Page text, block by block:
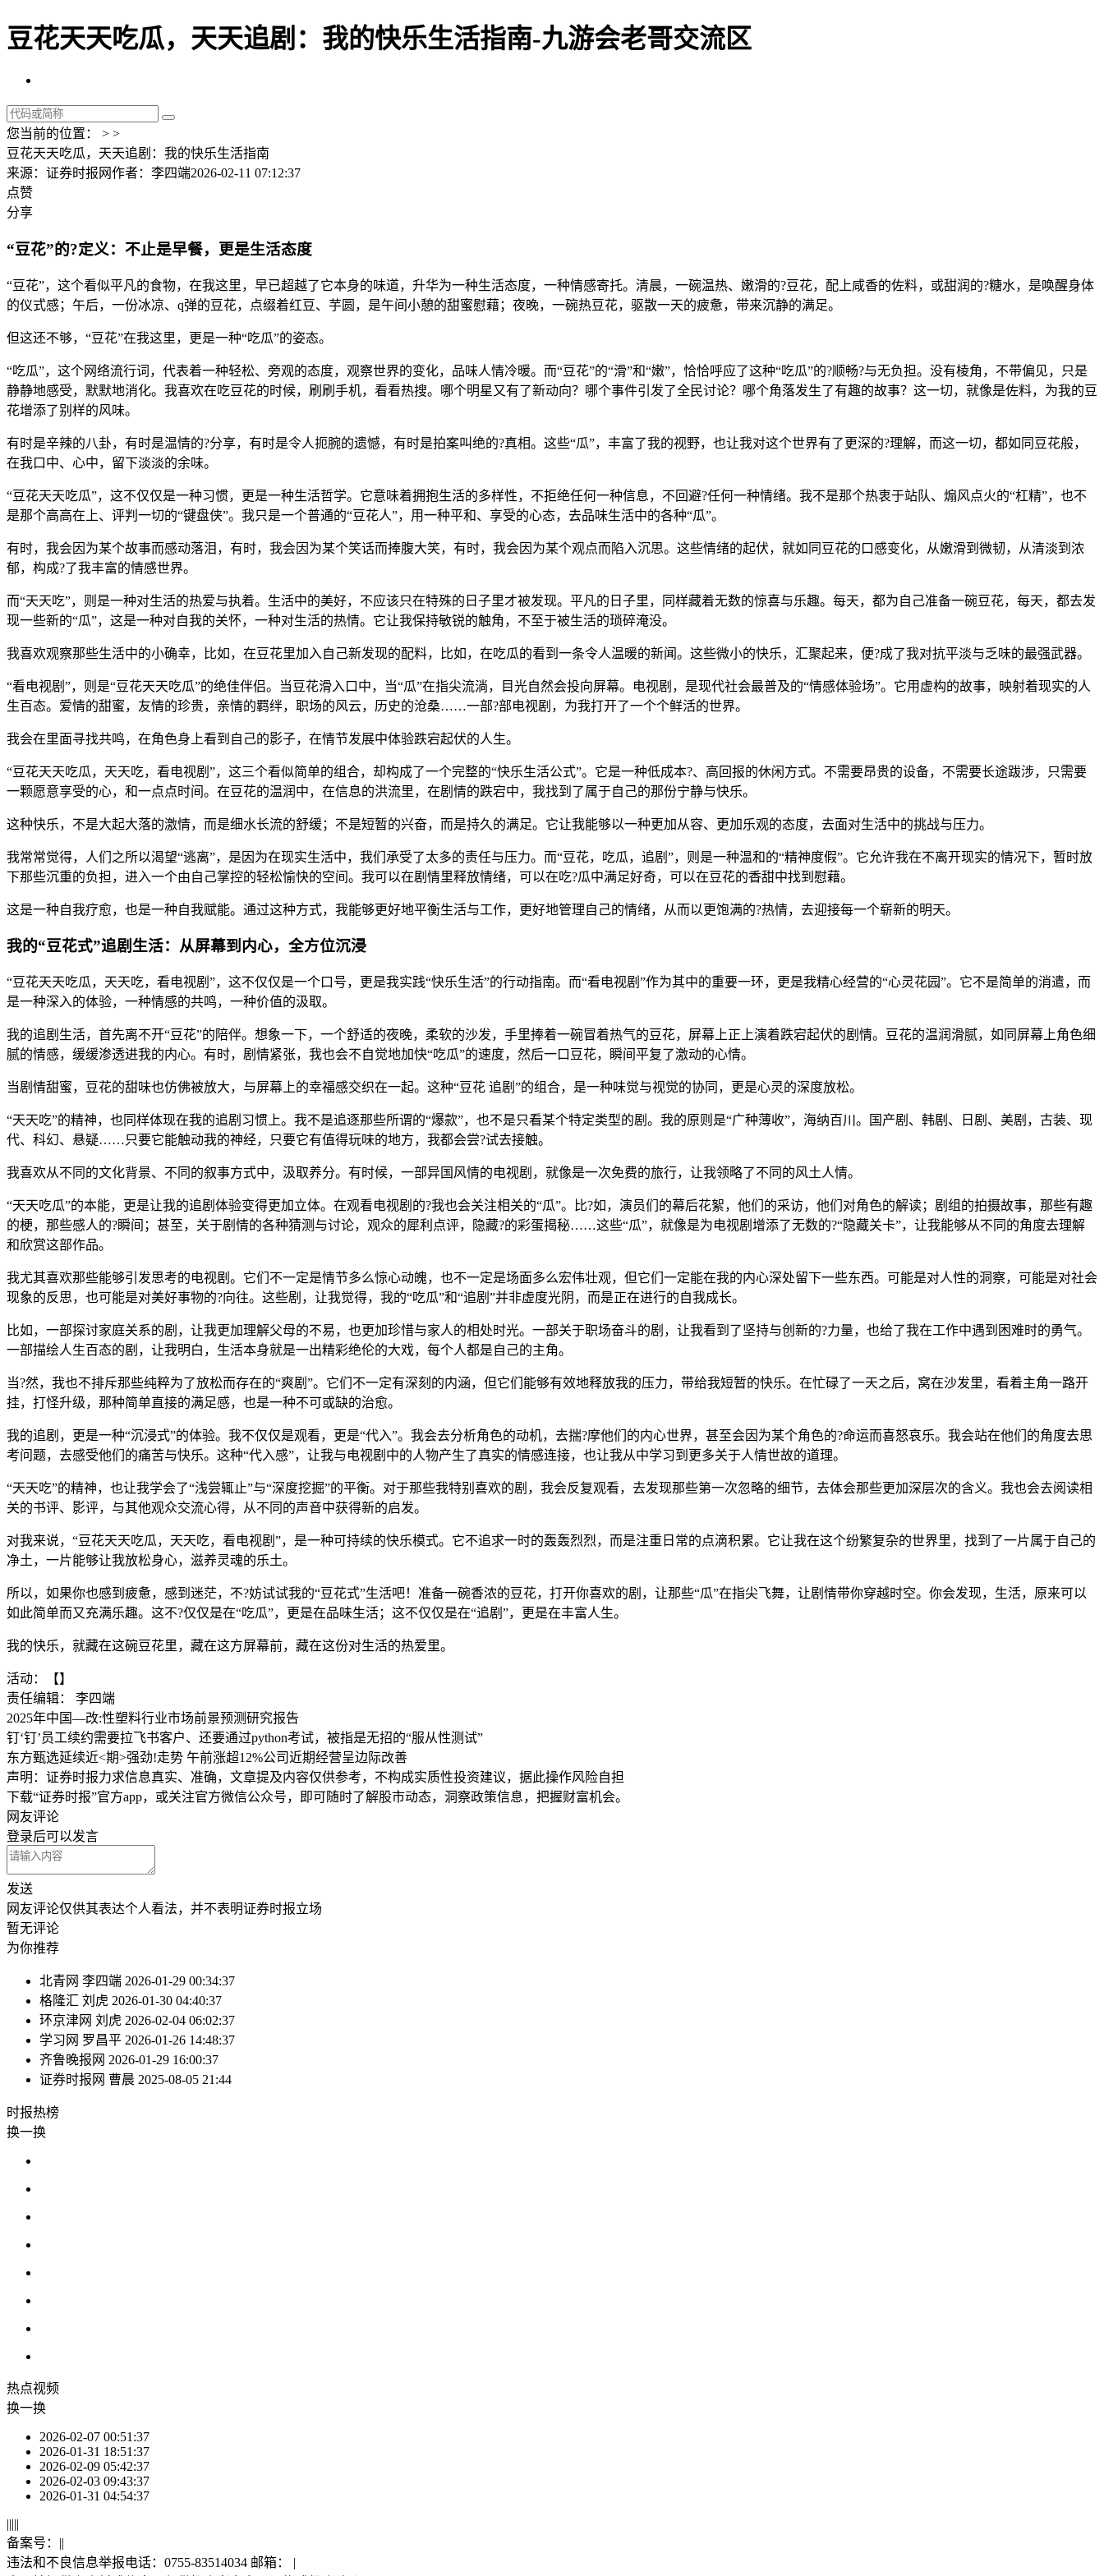
豆花天天吃瓜，天天追剧：我的快乐生活指南-九游会老哥交流区
您当前的位置： > >
豆花天天吃瓜，天天追剧：我的快乐生活指南
来源：证券时报网作者：李四端2026-02-11 07:12:37
点赞
分享
“豆花”的?定义：不止是早餐，更是生活态度
“豆花”，这个看似平凡的食物，在我这里，早已超越了它本身的味道，升华为一种生活态度，一种情感寄托。清晨，一碗温热、嫩滑的?豆花，配上咸香的佐料，或甜润的?糖水，是唤醒身体
的仪式感；午后，一份冰凉、q弹的豆花，点缀着红豆、芋圆，是午间小憩的甜蜜慰藉；夜晚，一碗热豆花，驱散一天的疲惫，带来沉静的满足。
但这还不够，“豆花”在我这里，更是一种“吃瓜”的姿态。
“吃瓜”，这个网络流行词，代表着一种轻松、旁观的态度，观察世界的变化，品味人情冷暖。而“豆花”的“滑”和“嫩”，恰恰呼应了这种“吃瓜”的?顺畅?与无负担。没有棱角，不带偏见，只是
静静地感受，默默地消化。我喜欢在吃豆花的时候，刷刷手机，看看热搜。哪个明星又有了新动向？哪个事件引发了全民讨论？哪个角落发生了有趣的故事？这一切，就像是佐料，为我的豆
花增添了别样的风味。
有时是辛辣的八卦，有时是温情的?分享，有时是令人扼腕的遗憾，有时是拍案叫绝的?真相。这些“瓜”，丰富了我的视野，也让我对这个世界有了更深的?理解，而这一切，都如同豆花般，
在我口中、心中，留下淡淡的余味。
“豆花天天吃瓜”，这不仅仅是一种习惯，更是一种生活哲学。它意味着拥抱生活的多样性，不拒绝任何一种信息，不回避?任何一种情绪。我不是那个热衷于站队、煽风点火的“杠精”，也不
是那个高高在上、评判一切的“键盘侠”。我只是一个普通的“豆花人”，用一种平和、享受的心态，去品味生活中的各种“瓜”。
有时，我会因为某个故事而感动落泪，有时，我会因为某个笑话而捧腹大笑，有时，我会因为某个观点而陷入沉思。这些情绪的起伏，就如同豆花的口感变化，从嫩滑到微韧，从清淡到浓
郁，构成?了我丰富的情感世界。
而“天天吃”，则是一种对生活的热爱与执着。生活中的美好，不应该只在特殊的日子里才被发现。平凡的日子里，同样藏着无数的惊喜与乐趣。每天，都为自己准备一碗豆花，每天，都去发
现一些新的“瓜”，这是一种对自我的关怀，一种对生活的热情。它让我保持敏锐的触角，不至于被生活的琐碎淹没。
我喜欢观察那些生活中的小确幸，比如，在豆花里加入自己新发现的配料，比如，在吃瓜的看到一条令人温暖的新闻。这些微小的快乐，汇聚起来，便?成了我对抗平淡与乏味的最强武器。
“看电视剧”，则是“豆花天天吃瓜”的绝佳伴侣。当豆花滑入口中，当“瓜”在指尖流淌，目光自然会投向屏幕。电视剧，是现代社会最普及的“情感体验场”。它用虚构的故事，映射着现实的人
生百态。爱情的甜蜜，友情的珍贵，亲情的羁绊，职场的风云，历史的沧桑……一部?部电视剧，为我打开了一个个鲜活的世界。
我会在里面寻找共鸣，在角色身上看到自己的影子，在情节发展中体验跌宕起伏的人生。
“豆花天天吃瓜，天天吃，看电视剧”，这三个看似简单的组合，却构成了一个完整的“快乐生活公式”。它是一种低成本?、高回报的休闲方式。不需要昂贵的设备，不需要长途跋涉，只需要
一颗愿意享受的心，和一点点时间。在豆花的温润中，在信息的洪流里，在剧情的跌宕中，我找到了属于自己的那份宁静与快乐。
这种快乐，不是大起大落的激情，而是细水长流的舒缓；不是短暂的兴奋，而是持久的满足。它让我能够以一种更加从容、更加乐观的态度，去面对生活中的挑战与压力。
我常常觉得，人们之所以渴望“逃离”，是因为在现实生活中，我们承受了太多的责任与压力。而“豆花，吃瓜，追剧”，则是一种温和的“精神度假”。它允许我在不离开现实的情况下，暂时放
下那些沉重的负担，进入一个由自己掌控的轻松愉快的空间。我可以在剧情里释放情绪，可以在吃?瓜中满足好奇，可以在豆花的香甜中找到慰藉。
这是一种自我疗愈，也是一种自我赋能。通过这种方式，我能够更好地平衡生活与工作，更好地管理自己的情绪，从而以更饱满的?热情，去迎接每一个崭新的明天。
我的“豆花式”追剧生活：从屏幕到内心，全方位沉浸
“豆花天天吃瓜，天天吃，看电视剧”，这不仅仅是一个口号，更是我实践“快乐生活”的行动指南。而“看电视剧”作为其中的重要一环，更是我精心经营的“心灵花园”。它不是简单的消遣，而
是一种深入的体验，一种情感的共鸣，一种价值的汲取。
我的追剧生活，首先离不开“豆花”的陪伴。想象一下，一个舒适的夜晚，柔软的沙发，手里捧着一碗冒着热气的豆花，屏幕上正上演着跌宕起伏的剧情。豆花的温润滑腻，如同屏幕上角色细
腻的情感，缓缓渗透进我的内心。有时，剧情紧张，我也会不自觉地加快“吃瓜”的速度，然后一口豆花，瞬间平复了激动的心情。
当剧情甜蜜，豆花的甜味也仿佛被放大，与屏幕上的幸福感交织在一起。这种“豆花 追剧”的组合，是一种味觉与视觉的协同，更是心灵的深度放松。
“天天吃”的精神，也同样体现在我的追剧习惯上。我不是追逐那些所谓的“爆款”，也不是只看某个特定类型的剧。我的原则是“广种薄收”，海纳百川。国产剧、韩剧、日剧、美剧，古装、现
代、科幻、悬疑……只要它能触动我的神经，只要它有值得玩味的地方，我都会尝?试去接触。
我喜欢从不同的文化背景、不同的叙事方式中，汲取养分。有时候，一部异国风情的电视剧，就像是一次免费的旅行，让我领略了不同的风土人情。
“天天吃瓜”的本能，更是让我的追剧体验变得更加立体。在观看电视剧的?我也会关注相关的“瓜”。比?如，演员们的幕后花絮，他们的采访，他们对角色的解读；剧组的拍摄故事，那些有趣
的梗，那些感人的?瞬间；甚至，关于剧情的各种猜测与讨论，观众的犀利点评，隐藏?的彩蛋揭秘……这些“瓜”，就像是为电视剧增添了无数的?“隐藏关卡”，让我能够从不同的角度去理解
和欣赏这部作品。
我尤其喜欢那些能够引发思考的电视剧。它们不一定是情节多么惊心动魄，也不一定是场面多么宏伟壮观，但它们一定能在我的内心深处留下一些东西。可能是对人性的洞察，可能是对社会
现象的反思，也可能是对美好事物的?向往。这些剧，让我觉得，我的“吃瓜”和“追剧”并非虚度光阴，而是正在进行的自我成长。
比如，一部探讨家庭关系的剧，让我更加理解父母的不易，也更加珍惜与家人的相处时光。一部关于职场奋斗的剧，让我看到了坚持与创新的?力量，也给了我在工作中遇到困难时的勇气。
一部描绘人生百态的剧，让我明白，生活本身就是一出精彩绝伦的大戏，每个人都是自己的主角。
当?然，我也不排斥那些纯粹为了放松而存在的“爽剧”。它们不一定有深刻的内涵，但它们能够有效地释放我的压力，带给我短暂的快乐。在忙碌了一天之后，窝在沙发里，看着主角一路开
挂，打怪升级，那种简单直接的满足感，也是一种不可或缺的治愈。
我的追剧，更是一种“沉浸式”的体验。我不仅仅是观看，更是“代入”。我会去分析角色的动机，去揣?摩他们的内心世界，甚至会因为某个角色的?命运而喜怒哀乐。我会站在他们的角度去思
考问题，去感受他们的痛苦与快乐。这种“代入感”，让我与电视剧中的人物产生了真实的情感连接，也让我从中学习到更多关于人情世故的道理。
“天天吃”的精神，也让我学会了“浅尝辄止”与“深度挖掘”的平衡。对于那些我特别喜欢的剧，我会反复观看，去发现那些第一次忽略的细节，去体会那些更加深层次的含义。我也会去阅读相
关的书评、影评，与其他观众交流心得，从不同的声音中获得新的启发。
对我来说，“豆花天天吃瓜，天天吃，看电视剧”，是一种可持续的快乐模式。它不追求一时的轰轰烈烈，而是注重日常的点滴积累。它让我在这个纷繁复杂的世界里，找到了一片属于自己的
净土，一片能够让我放松身心，滋养灵魂的乐土。
所以，如果你也感到疲惫，感到迷茫，不?妨试试我的“豆花式”生活吧！准备一碗香浓的豆花，打开你喜欢的剧，让那些“瓜”在指尖飞舞，让剧情带你穿越时空。你会发现，生活，原来可以
如此简单而又充满乐趣。这不?仅仅是在“吃瓜”，更是在品味生活；这不仅仅是在“追剧”，更是在丰富人生。
我的快乐，就藏在这碗豆花里，藏在这方屏幕前，藏在这份对生活的热爱里。
活动：【】
责任编辑： 李四端
2025年中国—改:性塑料行业市场前景预测研究报告
钉‘钉’员工续约需要拉飞书客户、还要通过python考试，被指是无招的“服从性测试”
东方甄选延续近<期>强劲!走势 午前涨超12%公司近期经营呈边际改善
声明：证券时报力求信息真实、准确，文章提及内容仅供参考，不构成实质性投资建议，据此操作风险自担
下载“证券时报”官方app，或关注官方微信公众号，即可随时了解股市动态，洞察政策信息，把握财富机会。
网友评论
登录后可以发言
发送
网友评论仅供其表达个人看法，并不表明证券时报立场
暂无评论
为你推荐
北青网 李四端 2026-01-29 00:34:37
格隆汇 刘虎 2026-01-30 04:40:37
环京津网 刘虎 2026-02-04 06:02:37
学习网 罗昌平 2026-01-26 14:48:37
齐鲁晚报网 2026-01-29 16:00:37
证券时报网 曹晨 2025-08-05 21:44
时报热榜
换一换
热点视频
换一换
2026-02-07 00:51:37
2026-01-31 18:51:37
2026-02-09 05:42:37
2026-02-03 09:43:37
2026-01-31 04:54:37
|||||
备案号： ||
违法和不良信息举报电话：0755-83514034 邮箱： |